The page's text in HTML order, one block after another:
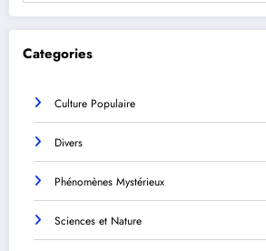
Categories
Culture Populaire
Divers
Phénomènes Mystérieux
Sciences et Nature